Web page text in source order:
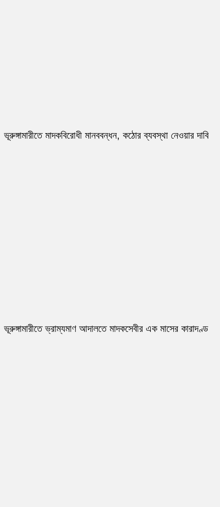
ভূরুঙ্গামারীতে মাদকবিরোধী মানববন্ধন, কঠোর ব্যবস্থা নেওয়ার দাবি
ভূরুঙ্গামারীতে ভ্রাম্যমাণ আদালতে মাদকসেবীর এক মাসের কারাদণ্ড